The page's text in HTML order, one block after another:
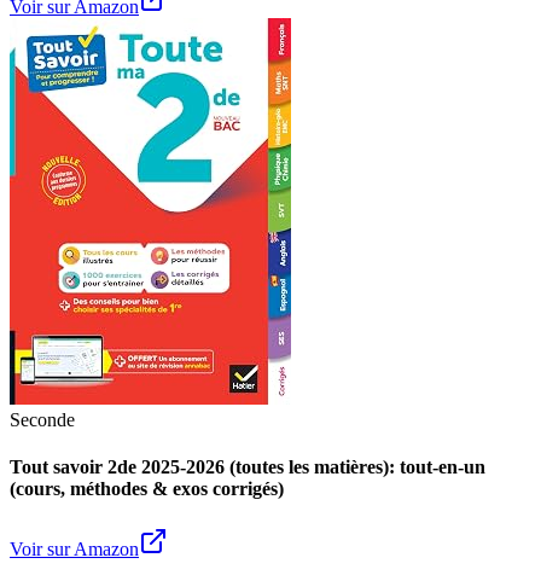
Voir sur Amazon
Seconde
Tout savoir 2de 2025-2026 (toutes les matières): tout-en-un
(cours, méthodes & exos corrigés)
Voir sur Amazon